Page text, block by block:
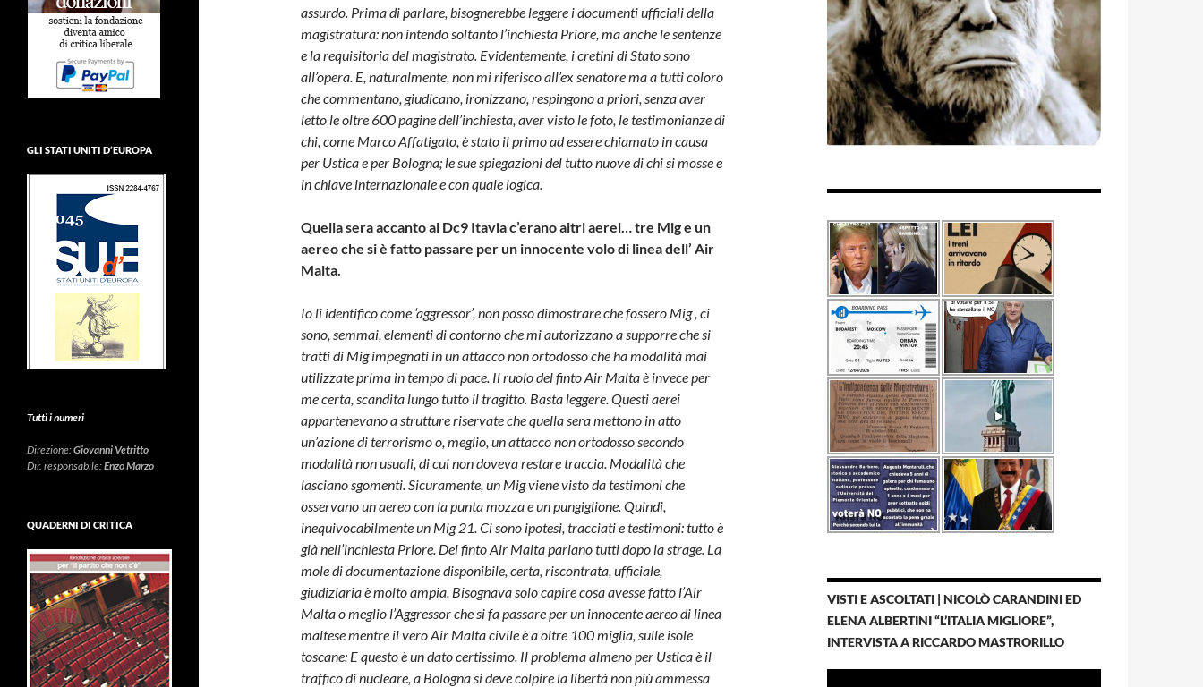
assurdo. Prima di parlare, bisognerebbe leggere i documenti ufficiali della
magistratura: non intendo soltanto l’inchiesta Priore, ma anche le sentenze
e la requisitoria del magistrato. Evidentemente, i cretini di Stato sono
all’opera. E, naturalmente, non mi riferisco all’ex senatore ma a tutti coloro
che commentano, giudicano, ironizzano, respingono a priori, senza aver
letto le oltre 600 pagine dell’inchiesta, aver visto le foto, le testimonianze di
chi, come Marco Affatigato, è stato il primo ad essere chiamato in causa
per Ustica e per Bologna; le sue spiegazioni del tutto nuove di chi si mosse e
in chiave internazionale e con quale logica.
Quella sera accanto al Dc9 Itavia c’erano altri aerei… tre Mig e un
aereo che si è fatto passare per un innocente volo di linea dell’ Air
Malta.
Io li identifico come ‘aggressor’, non posso dimostrare che fossero Mig , ci
sono, semmai, elementi di contorno che mi autorizzano a supporre che si
tratti di Mig impegnati in un attacco non ortodosso che ha modalità mai
utilizzate prima in tempo di pace. Il ruolo del finto Air Malta è invece per
me certa, scandita lungo tutto il tragitto. Basta leggere. Questi aerei
appartenevano a strutture riservate che quella sera mettono in atto
un’azione di terrorismo o, meglio, un attacco non ortodosso secondo
modalità non usuali, di cui non doveva restare traccia. Modalità che
lasciano sgomenti. Sicuramente, un Mig viene visto da testimoni che
osservano un aereo con la punta mozza e un pungiglione. Quindi,
inequivocabilmente un Mig 21. Ci sono ipotesi, tracciati e testimoni: tutto è
già nell’inchiesta Priore. Del finto Air Malta parlano tutti dopo la strage. La
mole di documentazione disponibile, certa, riscontrata, ufficiale,
giudiziaria è molto ampia. Bisognava solo capire cosa avesse fatto l’Air
Malta o meglio l’Aggressor che si fa passare per un innocente aereo di linea
maltese mentre il vero Air Malta civile è a oltre 100 miglia, sulle isole
toscane: E questo è un dato certissimo. Il problema almeno per Ustica è il
traffico di nucleare, a Bologna si deve colpire la libertà non più ammessa
VISTI E ASCOLTATI | NICOLÒ CARANDINI ED
ELENA ALBERTINI “L’ITALIA MIGLIORE”,
INTERVISTA A RICCARDO MASTRORILLO
GLI STATI UNITI D’EUROPA
Tutti i numeri
Direzione:Giovanni Vetritto
Dir. responsabile:Enzo Marzo
QUADERNI DI CRITICA